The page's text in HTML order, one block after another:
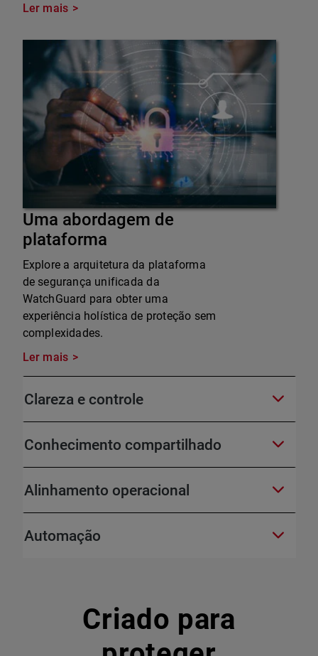
Ler mais
Uma abordagem de
plataforma
Explore a arquitetura da plataforma
de segurança unificada da
WatchGuard para obter uma
experiência holística de proteção sem
complexidades.
Ler mais
Clareza e controle
Conhecimento compartilhado
Alinhamento operacional
Automação
Criado para